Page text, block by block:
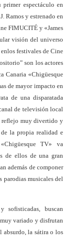
espectáculo en
Ramos y estrenado en
FIMUCITÉ y «James
visión del universo
festivales de Cine
son los actores
Canaria «Chigüesque
de mayor impacto en
de una disparatada
de televisión local
reflejo muy divertido y
la propia realidad e
TV» va
de ellos de una gran
además de componer
parodias musicales del
buscan
variado y disfrutan
absurdo, la sátira o los